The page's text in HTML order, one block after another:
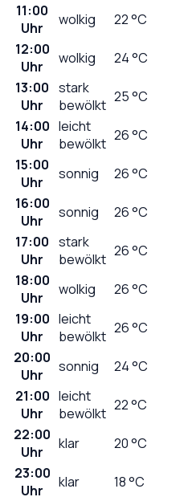
11:00
Uhr
wolkig 22°C
12:00
Uhr
wolkig 24°C
13:00
Uhr
stark
bewölkt 25°C
14:00
Uhr
leicht
bewölkt 26°C
15:00
Uhr
sonnig 26°C
16:00
Uhr
sonnig 26°C
17:00
Uhr
stark
bewölkt 26°C
18:00
Uhr
wolkig 26°C
19:00
Uhr
leicht
bewölkt 26°C
20:00
Uhr
sonnig 24°C
21:00
Uhr
leicht
bewölkt 22°C
22:00
Uhr
klar 20°C
23:00
Uhr
klar 18°C